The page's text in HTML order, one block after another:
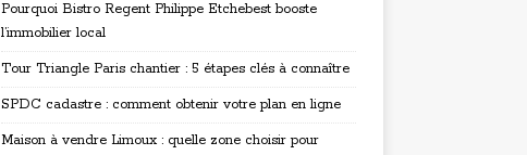
Pourquoi Bistro Regent Philippe Etchebest booste
l’immobilier local
Tour Triangle Paris chantier : 5 étapes clés à connaître
SPDC cadastre : comment obtenir votre plan en ligne
Maison à vendre Limoux : quelle zone choisir pour